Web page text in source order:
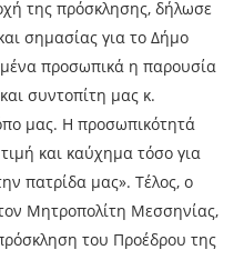
της πρόσκλησης, δήλωσε
σημασίας για το Δήμο
προσωπικά η παρουσία
συντοπίτη μας κ.
μας. Η προσωπικότητά
και καύχημα τόσο για
πατρίδα μας». Τέλος, ο
Μητροπολίτη Μεσσηνίας,
του Προέδρου της